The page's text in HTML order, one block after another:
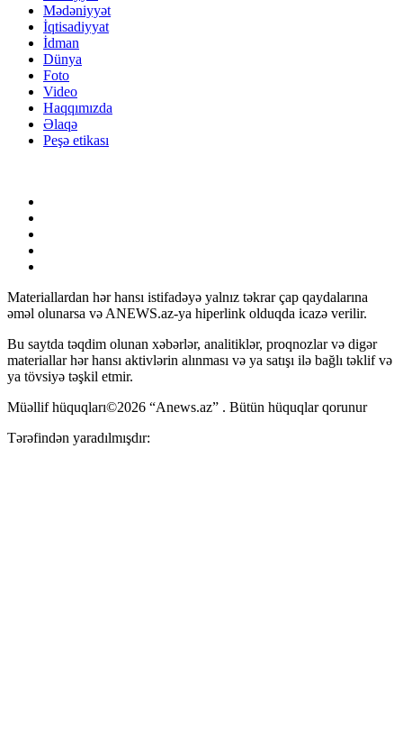
Mədəniyyət
İqtisadiyyat
İdman
Dünya
Foto
Video
Haqqımızda
Əlaqə
Peşə etikası
Materiallardan hər hansı istifadəyə yalnız təkrar çap qaydalarına
əməl olunarsa və ANEWS.az-ya hiperlink olduqda icazə verilir.
Bu saytda təqdim olunan xəbərlər, analitiklər, proqnozlar və digər
materiallar hər hansı aktivlərin alınması və ya satışı ilə bağlı təklif və
ya tövsiyə təşkil etmir.
Müəllif hüquqları©2026 “Anews.az” . Bütün hüquqlar qorunur
Tərəfindən yaradılmışdır: